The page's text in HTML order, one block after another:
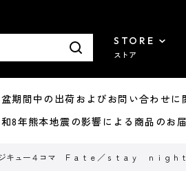
STORE
ストア
間中の出荷およびお問い合わせに
年熊本地震の影響による商品のお
キュー４コマ Ｆａｔｅ／ｓｔａｙ ｎｉｇｈ